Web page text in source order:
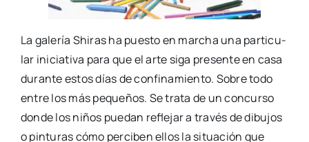
La gale­ría Shi­ras ha pues­to en mar­cha una par­ti­cu­
lar ini­cia­ti­va para que el arte siga pre­sen­te en casa
duran­te estos días de con­fi­na­mien­to. Sobre todo
entre los más peque­ños. Se tra­ta de un con­cur­so
don­de los niños pue­dan refle­jar a tra­vés de dibu­jos
o pin­tu­ras cómo per­ci­ben ellos la situa­ción que